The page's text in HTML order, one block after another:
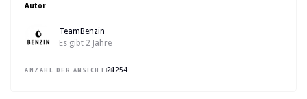
Autor
TeamBenzin
Es gibt 2 Jahre
ANZAHL DER ANSICHTEN :
21254